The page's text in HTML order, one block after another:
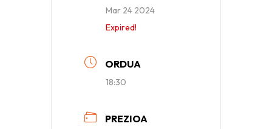
Mar 24 2024
Expired!
ORDUA
18:30
PREZIOA